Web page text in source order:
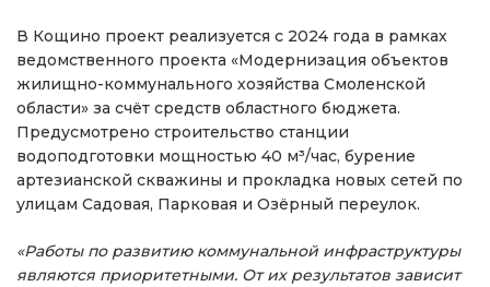
В Кощино проект реализуется с 2024 года в рамках
ведомственного проекта «Модернизация объектов
жилищно-коммунального хозяйства Смоленской
области» за счёт средств областного бюджета.
Предусмотрено строительство станции
водоподготовки мощностью 40 м³/час, бурение
артезианской скважины и прокладка новых сетей по
улицам Садовая, Парковая и Озёрный переулок.
«Работы по развитию коммунальной инфраструктуры
являются приоритетными. От их результатов зависит